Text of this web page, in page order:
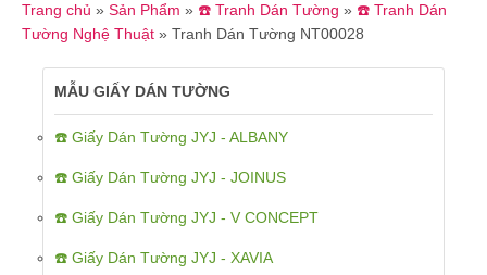
Trang chủ » Sản Phẩm » ☎️ Tranh Dán Tường » ☎️ Tranh Dán
Tường Nghệ Thuật » Tranh Dán Tường NT00028
MẪU GIẤY DÁN TƯỜNG
☎️ Giấy Dán Tường JYJ - ALBANY
☎️ Giấy Dán Tường JYJ - JOINUS
☎️ Giấy Dán Tường JYJ - V CONCEPT
☎️ Giấy Dán Tường JYJ - XAVIA